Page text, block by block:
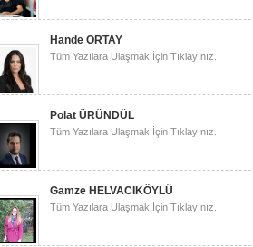
Hande ORTAY
Tüm Yazılara Ulaşmak İçin Tıklayınız.
Polat ÜRÜNDÜL
Tüm Yazılara Ulaşmak İçin Tıklayınız.
Gamze HELVACIKÖYLÜ
Tüm Yazılara Ulaşmak İçin Tıklayınız.